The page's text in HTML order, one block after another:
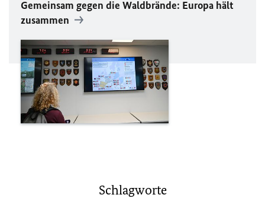
Gemeinsam gegen die Waldbrände: Europa hält
zusammen
Schlagworte